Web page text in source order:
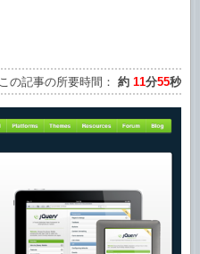
この記事の所要時間： 約 11分55秒